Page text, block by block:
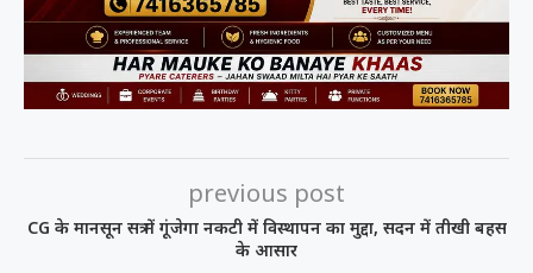
previous post
CG के मानसून सत्र में गूंजेगा नकटी में विस्थापन का मुद्दा, सदन में तीखी बहस
के आसार